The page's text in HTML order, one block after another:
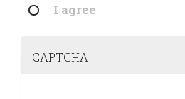
I agree
CAPTCHA